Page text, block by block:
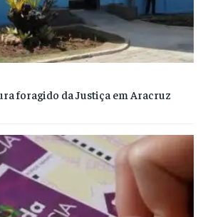
foragido da Justiça em Aracruz